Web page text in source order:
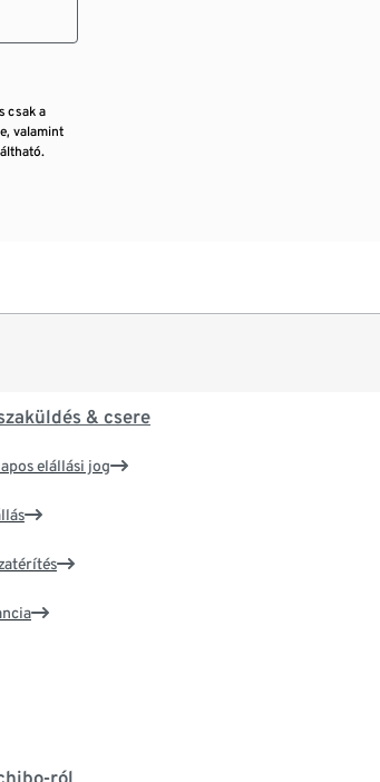
csak a
valamint
& csere
elállási jog